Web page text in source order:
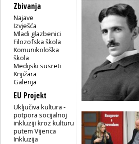
Zbivanja
Najave
Izvješća
Mladi glazbenici
Filozofska škola
Komunikološka
škola
Medijski susreti
Knjižara
Galerija
EU Projekt
Uključiva kultura -
potpora socijalnoj
inkluziji kroz kulturu
putem Vijenca
Inkluzija